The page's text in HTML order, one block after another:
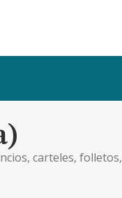
carteles,
etc.